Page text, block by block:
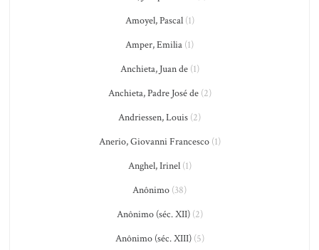
Amoyel, Pascal(1)
Amper, Emilia (1)
Anchieta, Juan de(1)
Anchieta, Padre José de(2)
Andriessen, Louis (2)
Anerio, Giovanni Francesco(1)
Anghel, Irinel(1)
Anônimo (38)
Anônimo (séc. XII)(2)
Anônimo (séc. XIII)(5)